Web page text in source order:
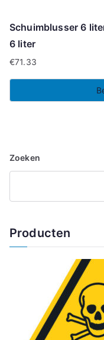
Schuimblusser 6
6 liter
€71.33
Zoeken
Producten